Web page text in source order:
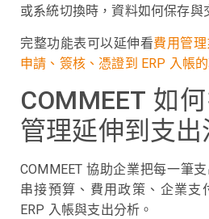
或系統切換時，資料如何保存與
完整功能表可以延伸看費用管
申請、簽核、憑證到 ERP 入帳
COMMEET 如
管理延伸到支出
COMMEET 協助企業把每一筆
串接預算、費用政策、企業支
ERP 入帳與支出分析。